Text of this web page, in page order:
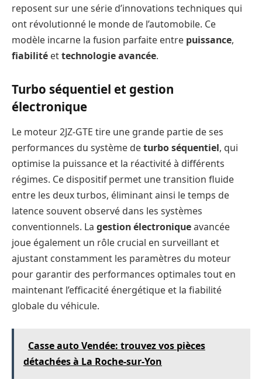
reposent sur une série d’innovations techniques qui
ont révolutionné le monde de l’automobile. Ce
modèle incarne la fusion parfaite entre puissance,
fiabilité ettechnologie avancée.
Turbo séquentiel et gestion
électronique
Le moteur 2JZ-GTE tire une grande partie de ses
performances du système deturbo séquentiel, qui
optimise la puissance et la réactivité à différents
régimes. Ce dispositif permet une transition fluide
entre les deux turbos, éliminant ainsi le temps de
latence souvent observé dans les systèmes
conventionnels. La gestion électroniqueavancée
joue également un rôle crucial en surveillant et
ajustant constamment les paramètres du moteur
pour garantir des performances optimales tout en
maintenant l’efficacité énergétique et la fiabilité
globale du véhicule.
Casse auto Vendée: trouvez vos pièces
détachées à La Roche-sur-Yon